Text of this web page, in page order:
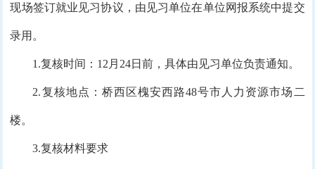
现场签订就业见习协议，由见习单位在单位网报系统中提交
录用。
1.复核时间：12月24日前，具体由见习单位负责通知。
2.复核地点：桥西区槐安西路48号市人力资源市场二
楼。
3.复核材料要求